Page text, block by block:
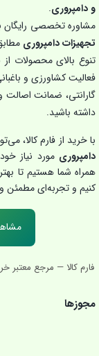
و دامپروری.
مشاوره تخصصی رایگان
تجهیزات دامپروری
تنوع بالای محصولات
فعالیت کشاورزی و
گارانتی، ضمانت
داشته باشید.
با خرید از فارم کالا،
دامپروری مورد نیاز
همراه شما هستیم تا
کنیم و تجربه‌ای مطمئن
فارم کالا — مرجع معتبر
مجوزها